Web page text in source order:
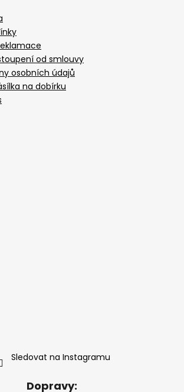
od smlouvy
osobních údajů
na dobírku
Sledovat na Instagramu
Dopravy: